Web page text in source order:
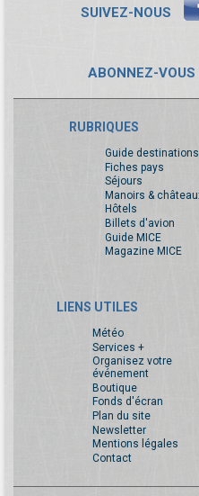
SUIVEZ-NOUS
ABONNEZ-VOUS
RUBRIQUES
Guide destinations
Fiches pays
Séjours
Manoirs &
Hôtels
Billets d'avion
Guide MICE
Magazine MICE
LIENS UTILES
Météo
Services +
Organisez votre
événement
Boutique
Fonds d'écran
Plan du site
Newsletter
Mentions légales
Contact